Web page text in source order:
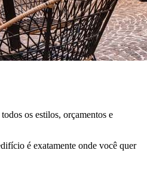
os estilos, orçamentos e
é exatamente onde você quer